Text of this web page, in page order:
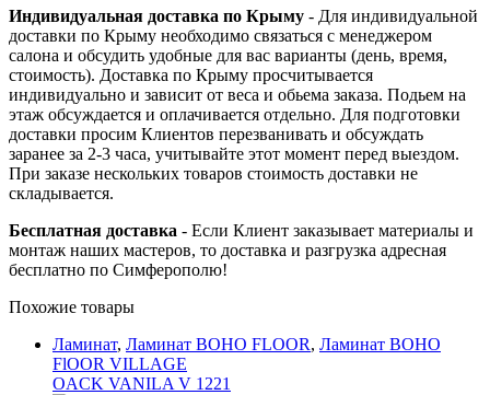
Индивидуальная доставка по Крыму - Для индивидуальной
доставки по Крыму необходимо связаться с менеджером
салона и обсудить удобные для вас варианты (день, время,
стоимость). Доставка по Крыму просчитывается
индивидуально и зависит от веса и обьема заказа. Подьем на
этаж обсуждается и оплачивается отдельно. Для подготовки
доставки просим Клиентов перезванивать и обсуждать
заранее за 2-3 часа, учитывайте этот момент перед выездом.
При заказе нескольких товаров стоимость доставки не
складывается.
Бесплатная доставка - Если Клиент заказывает материалы и
монтаж наших мастеров, то доставка и разгрузка адресная
бесплатно по Симферополю!
Похожие товары
Ламинат, Ламинат BOHO FLOOR, Ламинат BOHO
FlOOR VILLAGE
OACK VANILA V 1221